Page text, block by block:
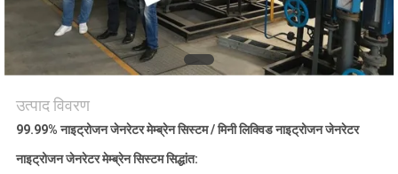
गोपनीयता
उत्पाद विवरण
99.99% नाइट्रोजन जेनरेटर मेम्ब्रेन सिस्टम / मिनी लिक्विड नाइट्रोजन जेनरेटर
नाइट्रोजन जेनरेटर मेम्ब्रेन सिस्टम सिद्धांत: